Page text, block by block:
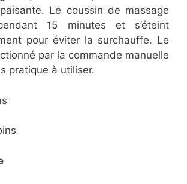
Le coussin de massage
15 minutes et s’éteint
pour éviter la surchauffe. Le
par la commande manuelle
pratique à utiliser.